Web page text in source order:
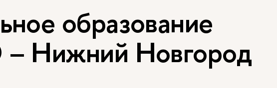
образование
Нижний Новгород